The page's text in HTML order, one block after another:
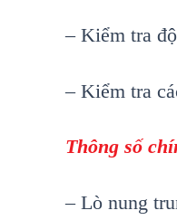
– Kiểm tra
– Kiểm tra
Thông số
– Lò nung